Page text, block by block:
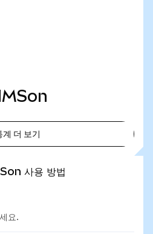
계 더 보기
사용 방법
요.